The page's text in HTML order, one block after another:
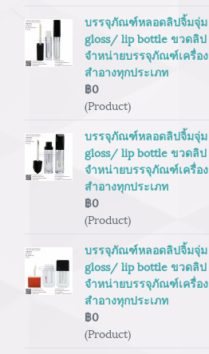
บรรจุภัณฑ์หลอดลิปจิ้มจุ่
gloss/ lip bottle ขวดลิ
จำหน่ายบรรจุภัณฑ์เครื่อ
สำอางทุกประเภท
฿0
(Product)
บรรจุภัณฑ์หลอดลิปจิ้มจุ่
gloss/ lip bottle ขวดลิ
จำหน่ายบรรจุภัณฑ์เครื่อ
สำอางทุกประเภท
฿0
(Product)
บรรจุภัณฑ์หลอดลิปจิ้มจุ่
gloss/ lip bottle ขวดลิ
จำหน่ายบรรจุภัณฑ์เครื่อ
สำอางทุกประเภท
฿0
(Product)